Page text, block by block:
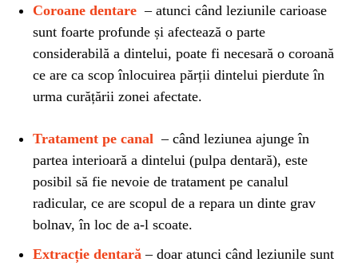
Coroane dentare – atunci când leziunile carioase
sunt foarte profunde și afectează o parte
considerabilă a dintelui, poate fi necesară o coroană
ce are ca scop înlocuirea părții dintelui pierdute în
urma curățării zonei afectate.
Tratament pe canal – când leziunea ajunge în
partea interioară a dintelui (pulpa dentară), este
posibil să fie nevoie de tratament pe canalul
radicular, ce are scopul de a repara un dinte grav
bolnav, în loc de a-l scoate.
Extracție dentară – doar atunci când leziunile sunt